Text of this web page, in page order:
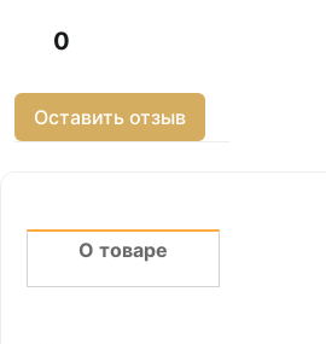
0
Оставить отзыв
О товаре